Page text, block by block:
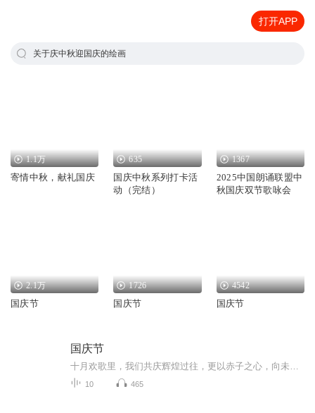
打开APP
关于庆中秋迎国庆的绘画
1.1万
寄情中秋，献礼国庆
635
国庆中秋系列打卡活
动（完结）
1367
2025中国朗诵联盟中
秋国庆双节歌咏会
2.1万
国庆节
1726
国庆节
4542
国庆节
国庆节
10 465